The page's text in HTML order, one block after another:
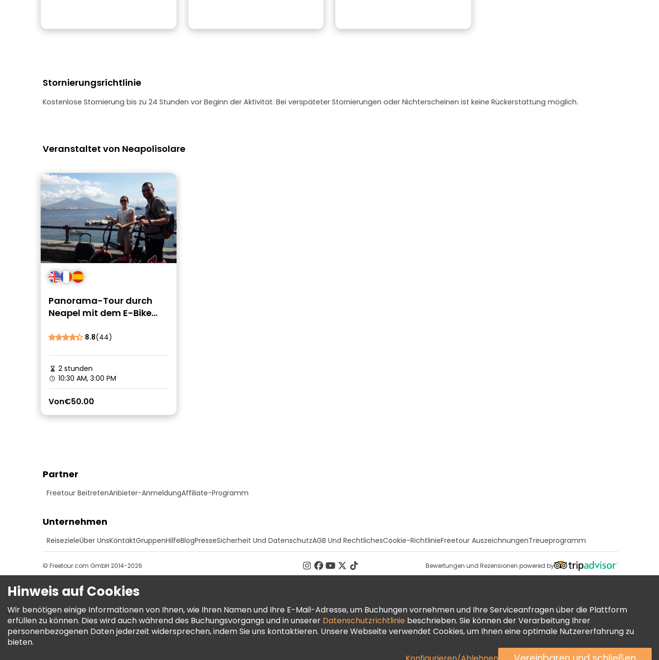
Stornierungsrichtlinie
Kostenlose Stornierung bis zu 24 Stunden vor Beginn der Aktivität. Bei verspäteter Stornierungen oder Nichterscheinen ist keine Rückerstattung möglich.
Veranstaltet von Neapolisolare
Panorama-Tour durch
Neapel mit dem E-Bike
8.8(44)
2 stunden
10:30 AM, 3:00 PM
Von€50.00
Partner
Freetour BeitretenAnbieter-AnmeldungAffiliate-Programm
Unternehmen
ReisezieleÜber UnsKontaktGruppenHilfeBlogPresseSicherheit Und DatenschutzAGB Und RechtlichesCookie-RichtlinieFreetour AuszeichnungenTreueprogramm
Bewertungen und Rezensionen powered by
© Freetour.com GmbH 2014-2026
Hinweis auf Cookies
Wir benötigen einige Informationen von Ihnen, wie Ihren Namen und Ihre E-Mail-Adresse, um Buchungen vornehmen und Ihre Serviceanfragen über die Plattform
erfüllen zu können. Dies wird auch während des Buchungsvorgangs und in unserer Datenschutzrichtlinie beschrieben. Sie können der Verarbeitung Ihrer
personenbezogenen Daten jederzeit widersprechen, indem Sie uns kontaktieren. Unsere Webseite verwendet Cookies, um Ihnen eine optimale Nutzererfahrung zu
bieten.